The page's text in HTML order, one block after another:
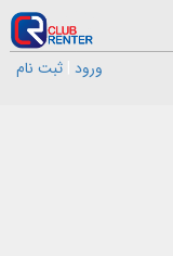
ورود ثبت نام